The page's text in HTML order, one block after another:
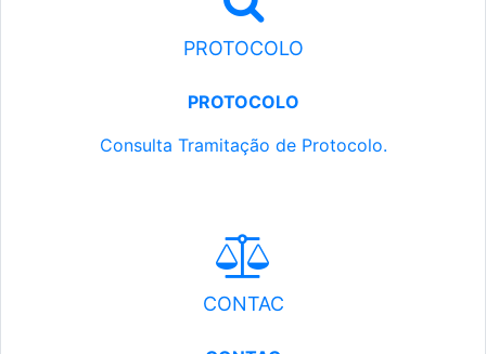
PROTOCOLO
PROTOCOLO
Consulta Tramitação de Protocolo.
CONTAC